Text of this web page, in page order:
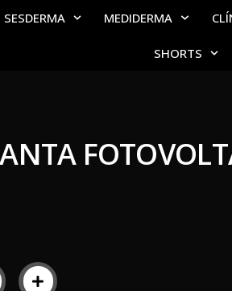
SESDERMA MEDIDERMA
SHORTS